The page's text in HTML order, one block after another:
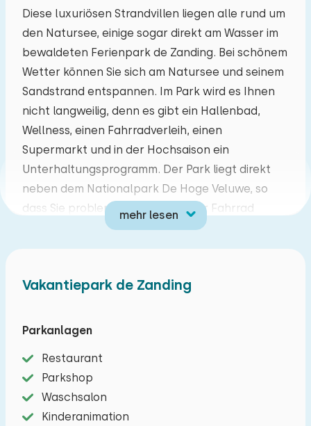
Diese luxuriösen Strandvillen liegen alle rund um
den Natursee, einige sogar direkt am Wasser im
bewaldeten Ferienpark de Zanding. Bei schönem
Wetter können Sie sich am Natursee und seinem
Sandstrand entspannen. Im Park wird es Ihnen
nicht langweilig, denn es gibt ein Hallenbad,
Wellness, einen Fahrradverleih, einen
Supermarkt und in der Hochsaison ein
Unterhaltungsprogramm. Der Park liegt direkt
neben dem Nationalpark De Hoge Veluwe, so
dass Sie problemlos wandern oder Fahrrad
fahren können. Tiere können im Apenheul oder
im Burgers' Zoo beobachtet werden. Für mehr
Julianatoren, ein fantastischer Vergnügungspark
Das Wohnzimmer besteht aus einer Ess- und
Sitzecke mit TV. Die offene Küche ist mit einem
Herd, Kühlschrank, Gefrierschrank,
Geschirrspüler, Kombimikrowelle, Wasserkocher
und Kaffeemaschine ausgestattet. Im
mehr lesen
August 2026
Mo Di Mi Do Fr Sa So
27 28 29 30 31 01 02
03 04 05 06 07 08
10 11 12 13 14 15
17 18 19 20 21 22 23
Vakantiepark de Zanding
Parkanlagen
Restaurant
Parkshop
Waschsalon
Kinderanimation